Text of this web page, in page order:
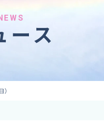
その他の情報提供
ース